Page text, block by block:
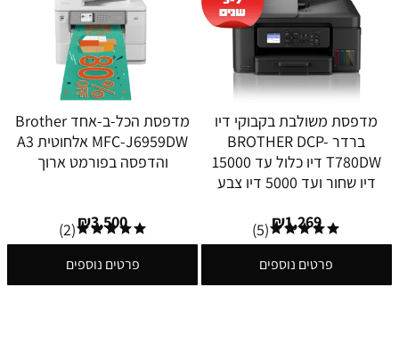
מדפסת משולבת בקבוקי דיו
ברדר BROTHER DCP-
T780DW דיו כלול עד 15000
דיו שחור ועד 5000 דיו צבע
₪1,269
(5)
פרטים נוספים
מדפסת הכל-ב-אחד Brother
MFC-J6959DW אלחוטית A3
והדפסה בפורמט ארוך
₪3,500
(2)
פרטים נוספים